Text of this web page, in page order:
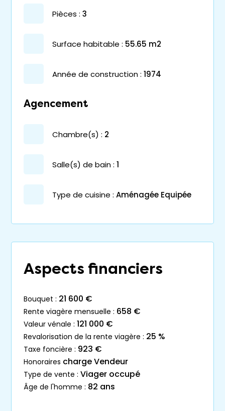
pièces : 3
surface habitable : 55.65 m2
année de construction : 1974
Agencement
chambre(s) : 2
salle(s) de bain : 1
Type de cuisine : Aménagée Equipée
Aspects financiers
bouquet : 21 600 €
rente viagère mensuelle : 658 €
valeur vénale : 121 000 €
revalorisation de la rente viagère : 25 %
taxe foncière : 923 €
honoraires charge Vendeur
type de vente : Viager occupé
âge de l'homme : 82 ans